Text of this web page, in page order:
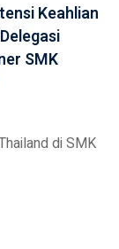
Keahlian
SMK
di SMK